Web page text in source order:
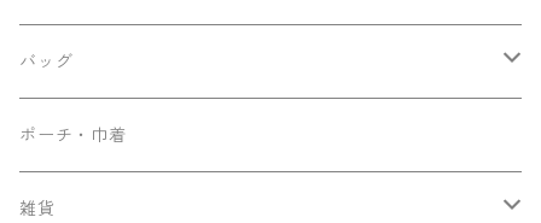
バッグ
ナップサック
サコッシュ
ポーチ・巾着
雑貨